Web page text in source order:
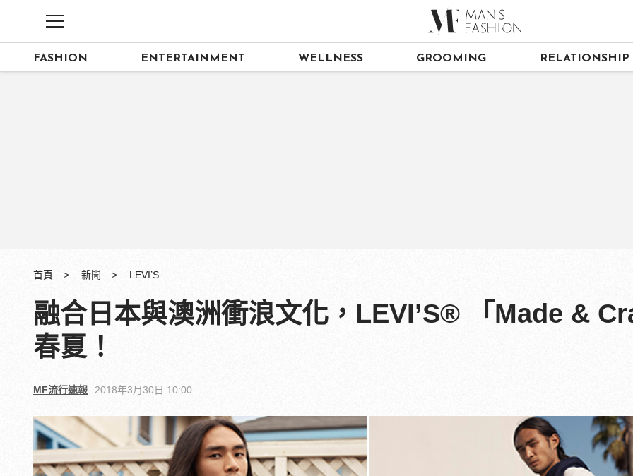
FASHION ENTERTAINMENT WELLNESS GROOMING RELATIONSHIP
首頁 新聞 LEVI’S
融合日本與澳洲衝浪文化，LEVI’S® 「Made &
春夏！
MF流行速報 2018年3月30日 10:00